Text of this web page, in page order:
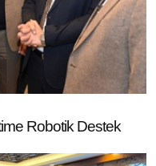
Robotik Destek